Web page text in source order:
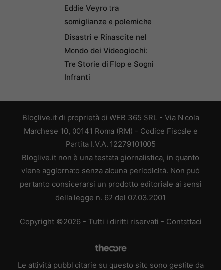
Eddie Veyro tra
somiglianze e polemiche
Disastri e Rinascite nel
Mondo dei Videogiochi:
Tre Storie di Flop e Sogni
Infranti
Bloglive.it di proprietà di WEB 365 SRL - Via Nicola
Marchese 10, 00141 Roma (RM) - Codice Fiscale e
Partita I.V.A. 12279101005
Bloglive.it non è una testata giornalistica, in quanto
viene aggiornato senza alcuna periodicità. Non può
pertanto considerarsi un prodotto editoriale ai sensi
della legge n. 62 del 07.03.2001
Copyright ©2026 - Tutti i diritti riservati - Contattaci
Le attività pubblicitarie su questo sito sono gestite da